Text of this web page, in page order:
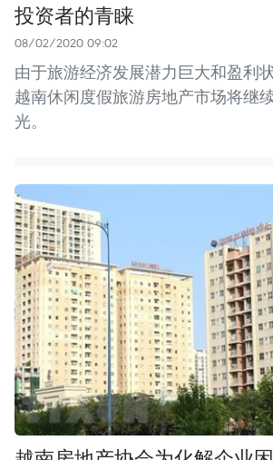
投资者的青睐
08/02/2020 09:02
由于旅游经济发展潜力巨大和盈利
越南休闲度假旅游房地产市场将继
光。